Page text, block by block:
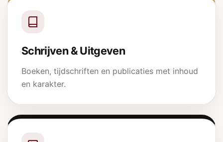
Schrijven & Uitgeven
Boeken, tijdschriften en publicaties met inhoud
en karakter.